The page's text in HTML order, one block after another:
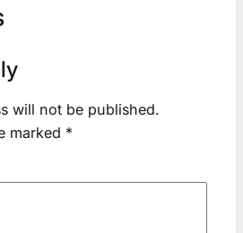
will not be published.
marked *